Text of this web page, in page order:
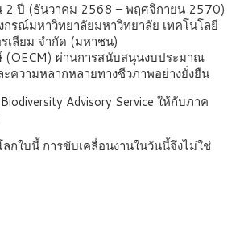
2 ปี (ธันวาคม 2568 – พฤศจิกายน 2570)
รณ์มหาวิทยาลัยมหาวิทยาลัย เทคโนโลยี
เลียม จำกัด (มหาชน)
(OECM) ผ่านการสนับสนุนงบประมาณ
ความหลากหลายทางชีวภาพอย่างยั่งยืน
Advisory Service ให้กับภาค
ใบนี้ การขับเคลื่อนงานในวันนี้จึงไม่ใช่